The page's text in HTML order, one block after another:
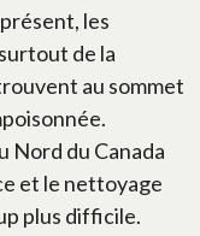
les
de la
au sommet
Nord du Canada
et le nettoyage
plus difficile.